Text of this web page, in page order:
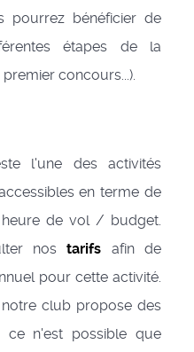
pourrez bénéficier de
étapes de la
concours...).
l'une des activités
en terme de
de vol / budget.
nostarifs
afin de
pour cette activité.
club propose des
ce n'est possible que